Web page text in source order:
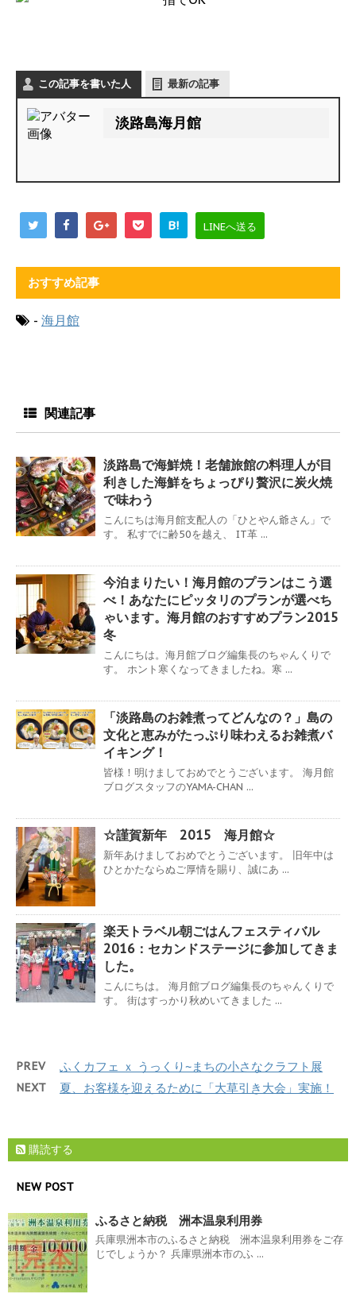
この記事を書いた人 最新の記事
淡路島海月館
B! LINEへ送る
おすすめ記事
- 海月館
関連記事
淡路島で海鮮焼！老舗旅館の料理人が目
利きした海鮮をちょっぴり贅沢に炭火焼
で味わう
こんにちは海月館支配人の「ひとやん爺さん」で
す。 私すでに齢50を越え、 IT革 ...
今泊まりたい！海月館のプランはこう選
べ！あなたにピッタリのプランが選べち
ゃいます。海月館のおすすめプラン2015
冬
こんにちは。海月館ブログ編集長のちゃんくりで
す。 ホント寒くなってきましたね。寒 ...
「淡路島のお雑煮ってどんなの？」島の
文化と恵みがたっぷり味わえるお雑煮バ
イキング！
皆様！明けましておめでとうございます。 海月館
ブログスタッフのYAMA-CHAN ...
☆謹賀新年 2015 海月館☆
新年あけましておめでとうございます。 旧年中は
ひとかたならぬご厚情を賜り、誠にあ ...
楽天トラベル朝ごはんフェスティバル
2016：セカンドステージに参加してきま
した。
こんにちは。 海月館ブログ編集長のちゃんくりで
す。 街はすっかり秋めいてきました ...
PREV ふくカフェ ｘ うっくり~まちの小さなクラフト展
NEXT 夏、お客様を迎えるために「大草引き大会」実施！
購読する
NEW POST
ふるさと納税 洲本温泉利用券
兵庫県洲本市のふるさと納税 洲本温泉利用券をご存
じでしょうか？ 兵庫県洲本市のふ ...